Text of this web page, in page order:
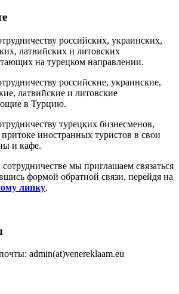
российских, украинских,
латвийских и литовских
на турецком направлении.
российские, украинские,
латвийские и литовские
в Турцию.
турецких бизнесменов,
иностранных туристов в свои
и кафе.
мы приглашаем связаться
формой обратной связи, перейдя на
линку.
admin(at)venereklaam.eu